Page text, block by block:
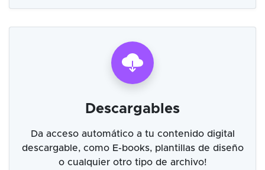
Descargables
Da acceso automático a tu contenido digital
descargable, como E-books, plantillas de diseño
o cualquier otro tipo de archivo!